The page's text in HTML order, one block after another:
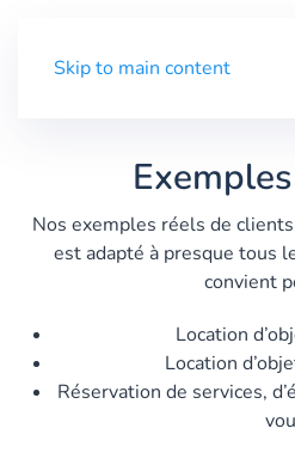
Skip to main content
Nos exemples réels de
est adapté à presque tous
convient
Location
Location
Réservation de services,